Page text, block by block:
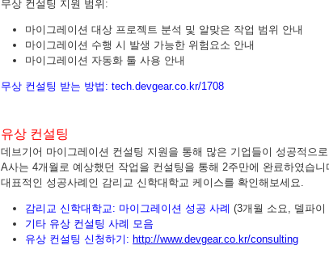
무상 컨설팅 지원 범위:
마이그레이션 대상 프로젝트 분석 및 알맞은 작업 범위 안내
마이그레이션 수행 시 발생 가능한 위험요소 안내
마이그레이션 자동화 툴 사용 안내
무상 컨설팅 받는 방법: tech.devgear.co.kr/1708
유상 컨설팅
데브기어 마이그레이션 컨설팅 지원을 통해 많은 기업들이 성공적으
A사는 4개월로 예상했던 작업을 컨설팅을 통해 2주만에 완료하였습니
대표적인 성공사례인 감리교 신학대학교 케이스를 확인해보세요.
감리교 신학대학교: 마이그레이션 성공 사례 (3개월 소요, 델파
기타 유상 컨설팅 사례 모음
유상 컨설팅 신청하기: http://www.devgear.co.kr/consulting